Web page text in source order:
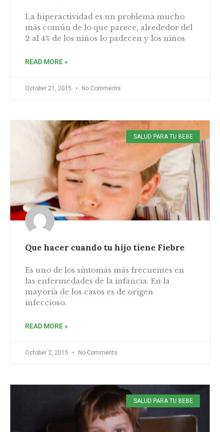
La hiperactividad es un problema mucho
más común de lo que parece, alrededor del
2 al 4% de los niños lo padecen y los niños
READ MORE »
October 21, 2015 No Comments
SALUD PARA TU BEBE
Que hacer cuando tu hijo tiene Fiebre
Es uno de los síntomas más frecuentes en
las enfermedades de la infancia. En la
mayoría de los casos es de origen
infeccioso.
READ MORE »
October 2, 2015 No Comments
SALUD PARA TU BEBE